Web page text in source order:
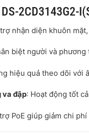
2CD3143G2-
nhận diện khuôn
biệt người và
hiệu quả theo dõi với
va đập: Hoạt động tốt
PoE giúp giảm chi